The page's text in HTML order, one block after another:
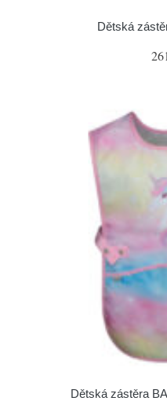
Dětská
Dětská zástěra